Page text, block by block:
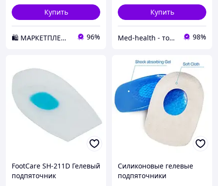
Купить
🛍️ МАРКЕТПЛЕЙС DMD 96%
Купить
Мed-health - товары для красоты и здоровья 98%
FootCare SH-211D Гелевый
подпяточник
Силиконовые гелевые
подпяточники